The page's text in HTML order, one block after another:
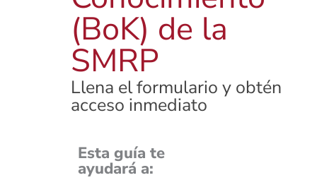
(BoK) de la
SMRP
Llena el formulario y obtén
acceso inmediato
Esta guía te
ayudará a: